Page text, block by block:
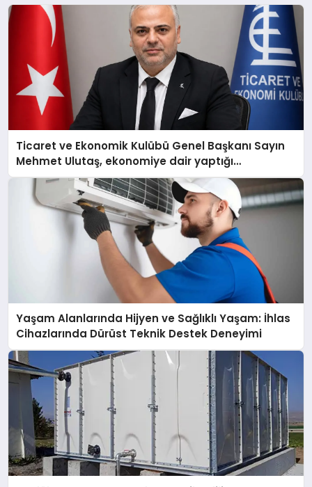
Ticaret ve Ekonomik Kulübü Genel Başkanı Sayın
Mehmet Ulutaş, ekonomiye dair yaptığı
açıklamada şunları kaydetti:
Yaşam Alanlarında Hijyen ve Sağlıklı Yaşam: İhlas
Cihazlarında Dürüst Teknik Destek Deneyimi